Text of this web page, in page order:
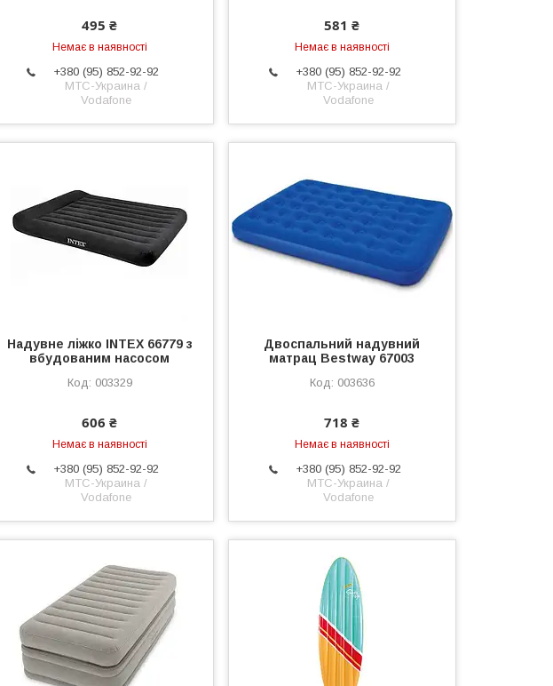
495 ₴
Немає в наявності
+380 (95) 852-92-92
МТС-Украина /
Vodafone
581 ₴
Немає в наявності
+380 (95) 852-92-92
МТС-Украина /
Vodafone
Надувне ліжко INTEX 66779 з
вбудованим насосом
003329
606 ₴
Немає в наявності
+380 (95) 852-92-92
МТС-Украина /
Vodafone
Двоспальний надувний
матрац Bestway 67003
003636
718 ₴
Немає в наявності
+380 (95) 852-92-92
МТС-Украина /
Vodafone